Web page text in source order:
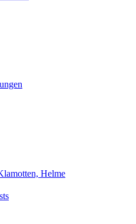
Helme